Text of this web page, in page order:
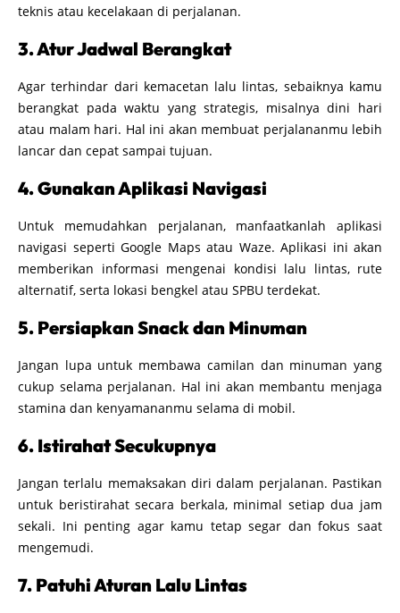
teknis atau kecelakaan di perjalanan.
3. Atur Jadwal Berangkat
Agar terhindar dari kemacetan lalu lintas, sebaiknya kamu
berangkat pada waktu yang strategis, misalnya dini hari
atau malam hari. Hal ini akan membuat perjalananmu lebih
lancar dan cepat sampai tujuan.
4. Gunakan Aplikasi Navigasi
Untuk memudahkan perjalanan, manfaatkanlah aplikasi
navigasi seperti Google Maps atau Waze. Aplikasi ini akan
memberikan informasi mengenai kondisi lalu lintas, rute
alternatif, serta lokasi bengkel atau SPBU terdekat.
5. Persiapkan Snack dan Minuman
Jangan lupa untuk membawa camilan dan minuman yang
cukup selama perjalanan. Hal ini akan membantu menjaga
stamina dan kenyamananmu selama di mobil.
6. Istirahat Secukupnya
Jangan terlalu memaksakan diri dalam perjalanan. Pastikan
untuk beristirahat secara berkala, minimal setiap dua jam
sekali. Ini penting agar kamu tetap segar dan fokus saat
mengemudi.
7. Patuhi Aturan Lalu Lintas